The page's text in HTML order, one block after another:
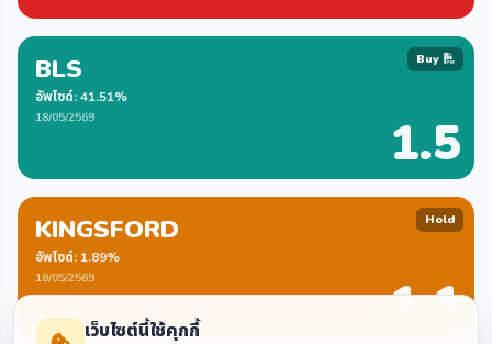
Buy
BLS
อัพไซด์: 41.51%
18/05/2569 1.5
Hold
KINGSFORD
อัพไซด์: 1.89%
18/05/2569 1.1
เว็บไซต์นี้ใช้คุกกี้